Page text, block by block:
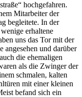
hochgefahren.
Mitarbeiter der
begleitete. In der
erhaltene
uns das Tor mit der
angesehen und darüber
die ehemaligen
als die Zwinger der
schmalen, kalten
mit einer kleinen
befand sich ein